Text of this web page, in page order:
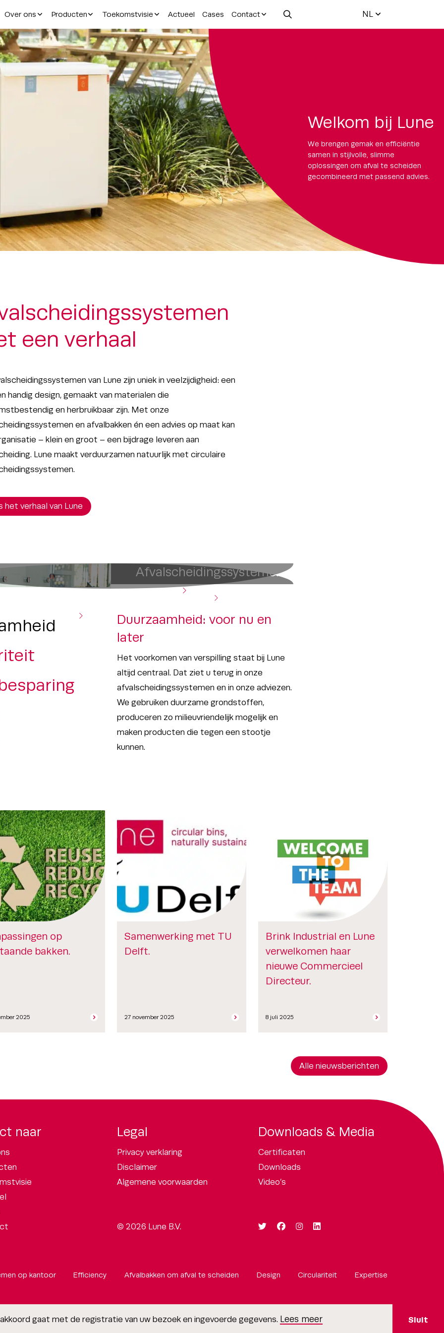
gaat met de registratie van uw bezoek en ingevoerde gegevens. Lees meer Sluit
Over ons Producten Toekomstvisie Actueel Cases Contact NL
Welkom bij Lune
We brengen gemak en efficiëntie
samen in stijlvolle, slimme
oplossingen om afval te scheiden
gecombineerd met passend advies.
een verhaal
van Lune zijn uniek in veelzijdigheid: een
handig design, gemaakt van materialen die
en herbruikbaar zijn. Met onze
en afvalbakken én een advies op maat kan
– klein en groot – een bijdrage leveren aan
Lune maakt verduurzamen natuurlijk met circulaire
het verhaal van Lune
Afvalscheidingssystemen
indoor
Accessoires
Duurzaamheid: voor nu en
later
Het voorkomen van verspilling staat bij Lune
altijd centraal. Dat ziet u terug in onze
afvalscheidingssystemen en in onze adviezen.
We gebruiken duurzame grondstoffen,
produceren zo milieuvriendelijk mogelijk en
maken producten die tegen een stootje
kunnen.
op
bakken.
2025
Samenwerking met TU
Delft.
27 november 2025
Brink Industrial en Lune
verwelkomen haar
nieuwe Commercieel
Directeur.
8 juli 2025
Alle nieuwsberichten
naar Legal
Privacy verklaring
Disclaimer
Algemene voorwaarden
© 2026 Lune B.V.
Downloads & Media
Certificaten
Downloads
Video’s
op kantoor Efficiency Afvalbakken om afval te scheiden Design Circulariteit Expertise